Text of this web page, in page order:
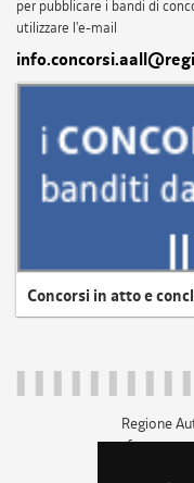
per pubblicare i bandi di
utilizzare l'e-mail
Concorsi in atto e
Regione
c.f.